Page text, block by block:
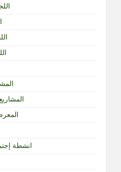
انشطة